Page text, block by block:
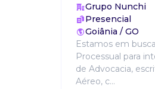
Grupo Nunchi
Presencial
Goiânia / GO
Estamos em
Processual para
de Advocacia,
Aéreo, c...